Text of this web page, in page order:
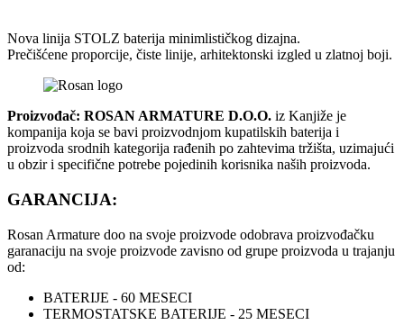
Nova linija STOLZ baterija minimlističkog dizajna.
Prečišćene proporcije, čiste linije, arhitektonski izgled u zlatnoj boji.
Proizvođač: ROSAN ARMATURE D.O.O. iz Kanjiže je
kompanija koja se bavi proizvodnjom kupatilskih baterija i
proizvoda srodnih kategorija rađenih po zahtevima tržišta, uzimajući
u obzir i specifične potrebe pojedinih korisnika naših proizvoda.
GARANCIJA:
Rosan Armature doo na svoje proizvode odobrava proizvođačku
garanaciju na svoje proizvode zavisno od grupe proizvoda u trajanju
od:
BATERIJE - 60 MESECI
TERMOSTATSKE BATERIJE - 25 MESECI